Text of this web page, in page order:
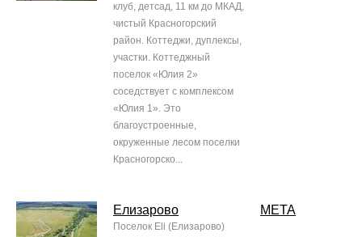
клуб, детсад, 11 км до МКАД,
чистый Красногорский
район. Коттеджи, дуплексы,
участки. Коттеджный
поселок «Юлия 2»
соседствует с комплексом
«Юлия 1». Это
благоустроенные,
окруженные лесом поселки
Красногорско...
Елизарово
Поселок Eli (Елизарово)
МЕТА